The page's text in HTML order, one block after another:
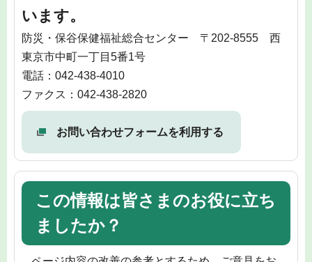
います。
防災・保谷保健福祉総合センター 〒202-8555 西
東京市中町一丁目5番1号
電話：042-438-4010
ファクス：042-438-2820
お問い合わせフォームを利用する
この情報は皆さまのお役に立ち
ましたか？